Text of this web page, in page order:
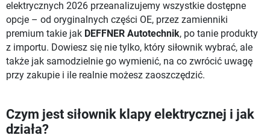
elektrycznych 2026 przeanalizujemy wszystkie dostępne
opcje – od oryginalnych części OE, przez zamienniki
premium takie jak DEFFNER Autotechnik, po tanie produkty
z importu. Dowiesz się nie tylko, który siłownik wybrać, ale
także jak samodzielnie go wymienić, na co zwrócić uwagę
przy zakupie i ile realnie możesz zaoszczędzić.
Czym jest siłownik klapy elektrycznej i jak
działa?